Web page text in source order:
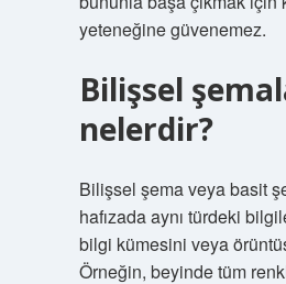
yeteneğine güvenemez.
Bilişsel
nelerdir?
Bilişsel şema veya basit
hafızada aynı türdeki
bilgi kümesini veya
Örneğin, beyinde tüm